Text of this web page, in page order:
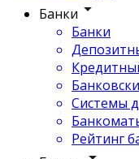
Банки
Банки
Системы
Рейтинг